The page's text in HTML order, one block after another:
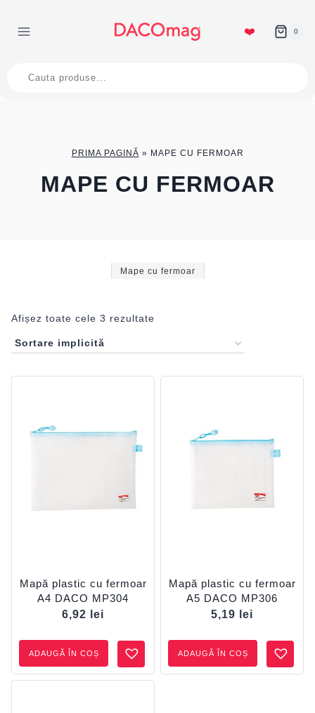
content
❤️ 0
search
PRIMA PAGINĂ » MAPE CU FERMOAR
MAPE CU FERMOAR
Afișez toate cele 3 rezultate
Mapă plastic cu fermoar
A4 DACO MP304
6,92
lei
ADAUGĂ ÎN COȘ
Mapă plastic cu fermoar
A5 DACO MP306
5,19
lei
ADAUGĂ ÎN COȘ
Mape cu fermoar